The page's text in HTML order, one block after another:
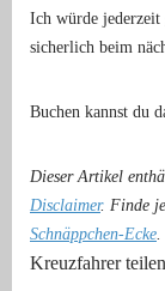
Ich würde jederzeit
sicherlich beim
Buchen kannst du
Dieser Artikel
Disclaimer. Finde
Schnäppchen-Ecke
Kreuzfahrer